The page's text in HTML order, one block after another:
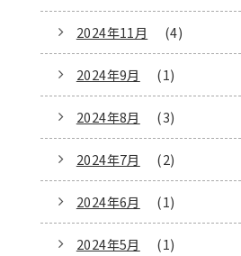
2024年11月 (4)
2024年9月 (1)
2024年8月 (3)
2024年7月 (2)
2024年6月 (1)
2024年5月 (1)